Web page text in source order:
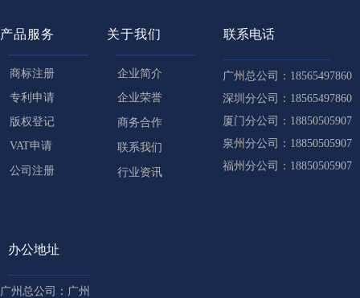
产品服务
商标注册
专利申请
版权登记
VAT申请
公司注册
关于我们
企业简介
企业荣誉
商务合作
联系我们
行业资讯
联系电话
广州总公司：18565497860
深圳分公司：18565497860
厦门分公司：18850505907
泉州分公司：18850505907
福州分公司：18850505907
办公地址
广州总公司：广州